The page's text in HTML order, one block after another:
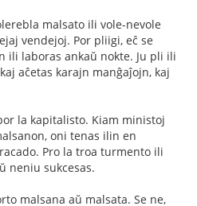
malsato ili vole-nevole
vendejoj. Por pliigi, eĉ se
ili laboras ankaŭ nokte. Ju pli ili
aĉetas karajn manĝaĵojn, kaj
la kapitalisto. Kiam ministoj
oni tenas ilin en
Pro la troa turmento ili
neniu sukcesas.
malsana aŭ malsata. Se ne,